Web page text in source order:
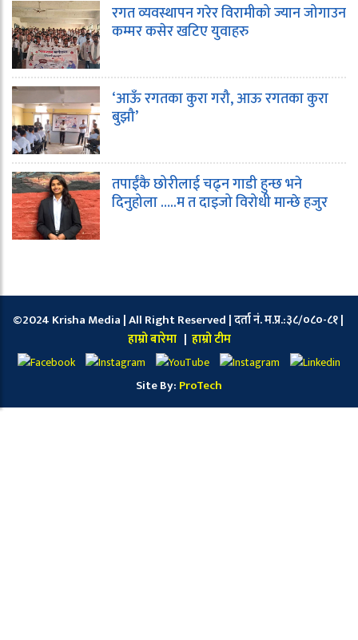
रगत व्यवस्थापन गरेर विरामीको ज्यान जोगाउन
कम्मर कसेर खटिए युवाहरु
‘आऊँ रगतका कुरा गरौ, आऊ रगतका कुरा
बुझौ’
तपाईंकै छोरीलाई चढ्न गाडी हुन्छ भने
दिनुहोला …..म त दाइजो विरोधी मान्छे हजुर
©2024 Krisha Media | All Right Reserved | दर्ता नं. म.प्र.:३८/०८०-८१ |
हाम्रो बारेमा | हाम्रो टीम
Site By: ProTech